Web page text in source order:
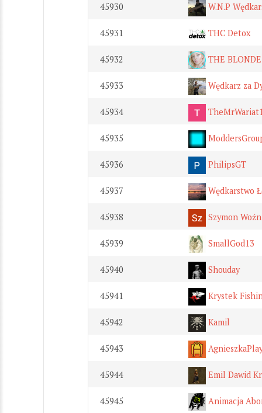
45930 W.N.P
45931 THC Detox
45932 THE
45933 Wędkarz za
45934
45935
45936 PhilipsGT
45937 Wędkarstwo
45938 Szymon
45939 SmallGod13
45940 Shouday
45941 Krystek
45942 Kamil
45943
45944 Emil Dawid
45945 Animacja